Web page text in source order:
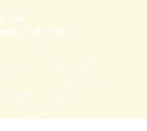
- 13h
: 10h - 13h